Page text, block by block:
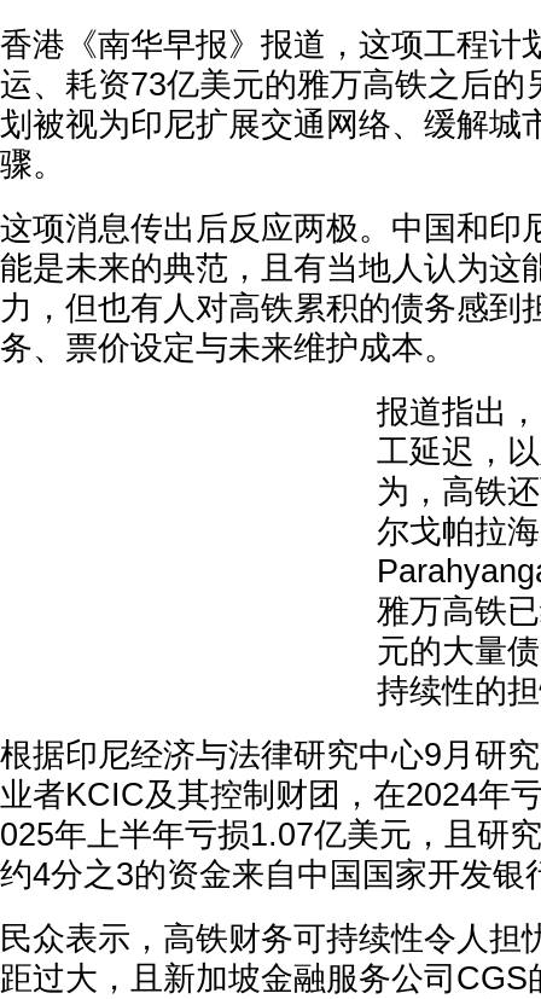
香港《南华早报》报道，这项工程计
运、耗资73亿美元的雅万高铁之后的
划被视为印尼扩展交通网络、缓解城
骤。
这项消息传出后反应两极。中国和印
能是未来的典范，且有当地人认为这
力，但也有人对高铁累积的债务感到
务、票价设定与未来维护成本。
报道指出
工延迟，
为，高铁
尔戈帕拉
雅万高铁
元的大量
持续性的
根据印尼经济与法律研究中心9月研
业者KCIC及其控制财团，在2024年
025年上半年亏损1.07亿美元，且研
约4分之3的资金来自中国国家开发银
民众表示，高铁财务可持续性令人担
距过大，且新加坡金融服务公司CGS